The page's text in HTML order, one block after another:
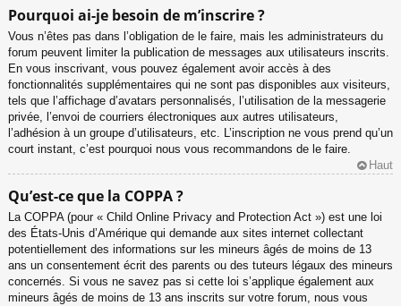
Pourquoi ai-je besoin de m’inscrire ?
Vous n’êtes pas dans l’obligation de le faire, mais les administrateurs du
forum peuvent limiter la publication de messages aux utilisateurs inscrits.
En vous inscrivant, vous pouvez également avoir accès à des
fonctionnalités supplémentaires qui ne sont pas disponibles aux visiteurs,
tels que l’affichage d’avatars personnalisés, l’utilisation de la messagerie
privée, l’envoi de courriers électroniques aux autres utilisateurs,
l’adhésion à un groupe d’utilisateurs, etc. L’inscription ne vous prend qu’un
court instant, c’est pourquoi nous vous recommandons de le faire.
Haut
Qu’est-ce que la COPPA ?
La COPPA (pour « Child Online Privacy and Protection Act ») est une loi
des États-Unis d’Amérique qui demande aux sites internet collectant
potentiellement des informations sur les mineurs âgés de moins de 13
ans un consentement écrit des parents ou des tuteurs légaux des mineurs
concernés. Si vous ne savez pas si cette loi s’applique également aux
mineurs âgés de moins de 13 ans inscrits sur votre forum, nous vous